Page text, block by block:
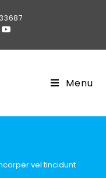
Menu
vel tincidunt